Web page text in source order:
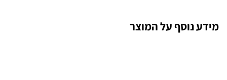
מידע נוסף על המוצר